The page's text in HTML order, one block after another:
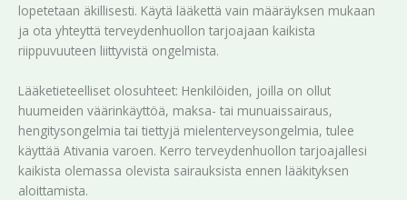
lopetetaan äkillisesti. Käytä lääkettä vain määräyksen mukaan
ja ota yhteyttä terveydenhuollon tarjoajaan kaikista
riippuvuuteen liittyvistä ongelmista.
Lääketieteelliset olosuhteet: Henkilöiden, joilla on ollut
huumeiden väärinkäyttöä, maksa- tai munuaissairaus,
hengitysongelmia tai tiettyjä mielenterveysongelmia, tulee
käyttää Ativania varoen. Kerro terveydenhuollon tarjoajallesi
kaikista olemassa olevista sairauksista ennen lääkityksen
aloittamista.